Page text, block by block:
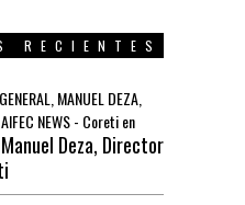
RECIENTES
MANUEL DEZA,
NEWS - Coretien
Deza, Director